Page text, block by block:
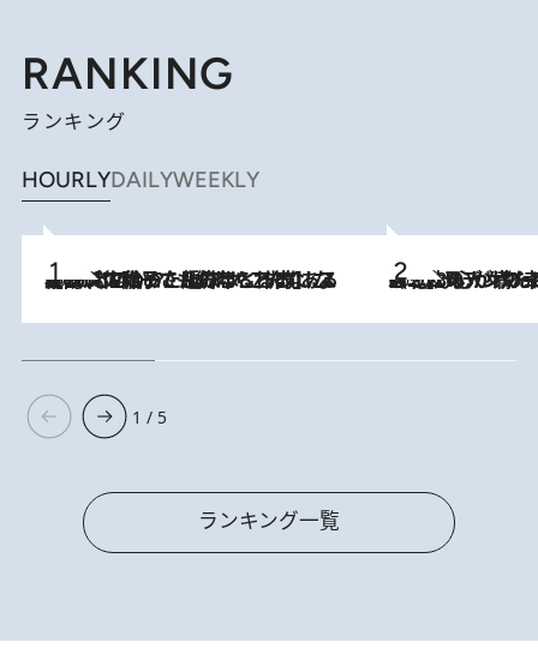
RANKING
ランキング
HOURLYDAILYWEEKLY
2026.8.5
【阿川佐和子さんの年とる力】なぜ70代で始めた趣味は“こんなに楽しい”のか？ ピアノ、俳句…スランプに陥っても続けられる“ある秘訣”とは 2026.8.8
《北欧の人々の幸福度が高いのは…》元デンマーク親善大使が出会った“心が満たされる暮らし”「いいかげんにヒュッゲしなさい！」
1 / 5
ランキング一覧